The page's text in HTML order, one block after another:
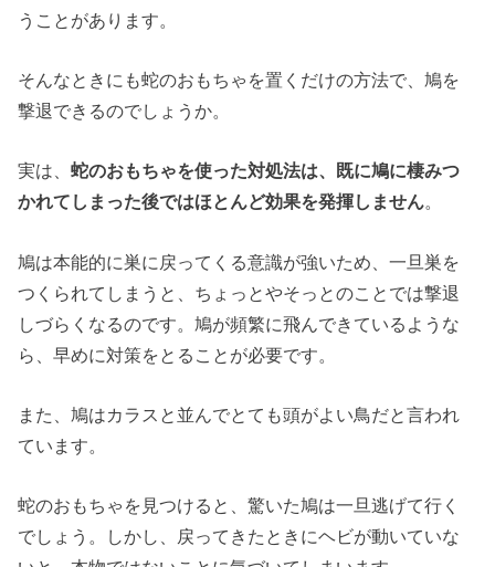
うことがあります。
そんなときにも蛇のおもちゃを置くだけの方法で、鳩を
撃退できるのでしょうか。
実は、蛇のおもちゃを使った対処法は、既に鳩に棲みつ
かれてしまった後ではほとんど効果を発揮しません。
鳩は本能的に巣に戻ってくる意識が強いため、一旦巣を
つくられてしまうと、ちょっとやそっとのことでは撃退
しづらくなるのです。鳩が頻繁に飛んできているような
ら、早めに対策をとることが必要です。
また、鳩はカラスと並んでとても頭がよい鳥だと言われ
ています。
蛇のおもちゃを見つけると、驚いた鳩は一旦逃げて行く
でしょう。しかし、戻ってきたときにヘビが動いていな